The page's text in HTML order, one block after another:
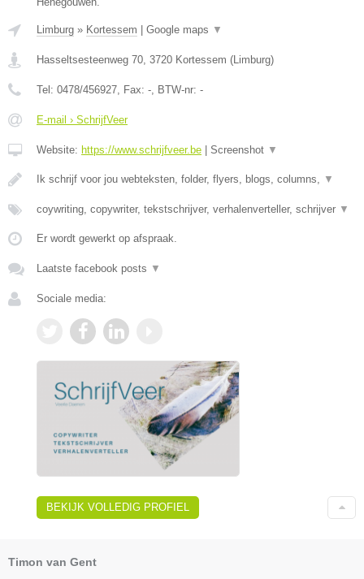
Limburg » Kortessem Google maps ▼
Hasseltsesteenweg 70, 3720 Kortessem (Limburg)
Tel: 0478/456927, Fax: -, BTW-nr: -
E-mail › SchrijfVeer
Website: https://www.schrijfveer.be Screenshot ▼
Ik schrijf voor jou webteksten, folder, flyers, blogs, columns, ▼
coywriting, copywriter, tekstschrijver, verhalenverteller, schrijver ▼
Er wordt gewerkt op afspraak.
Laatste facebook posts ▼
Sociale media:
BEKIJK VOLLEDIG PROFIEL
Timon van Gent